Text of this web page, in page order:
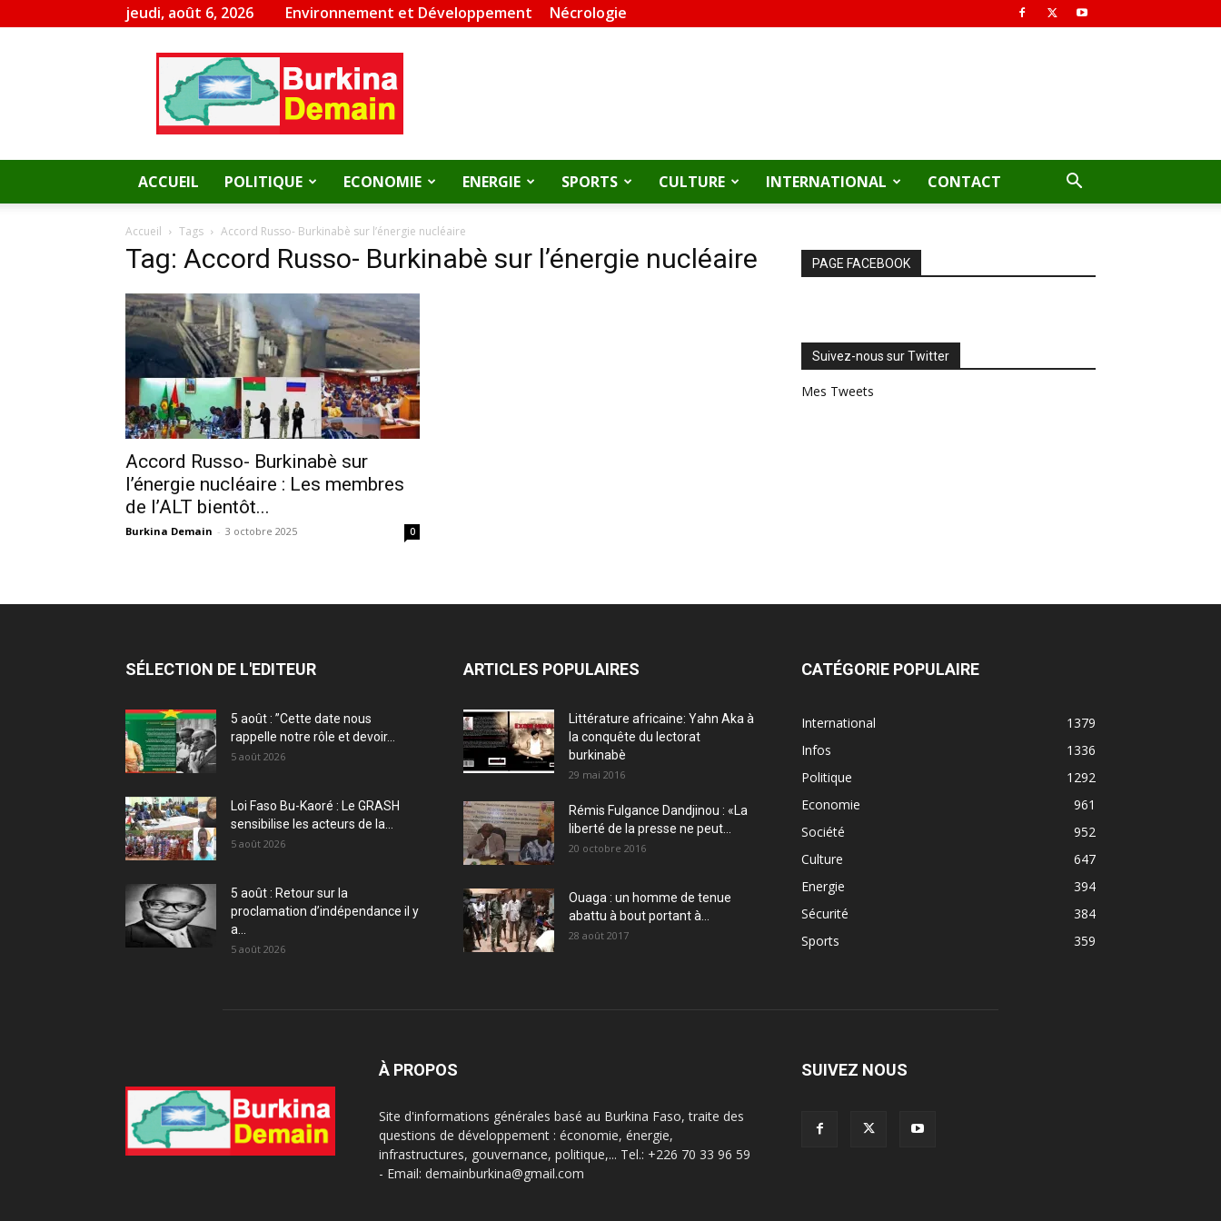
jeudi, août 6, 2026 Environnement et Développement Nécrologie
Burkina
Demain
ACCUEIL POLITIQUE ECONOMIE ENERGIE SPORTS CULTURE INTERNATIONAL CONTACT
Accueil Tags Accord Russo- Burkinabè sur l’énergie nucléaire
Tag: Accord Russo- Burkinabè sur l’énergie nucléaire
Accord Russo- Burkinabè sur
l’énergie nucléaire : Les membres
de l’ALT bientôt...
Burkina Demain - 3 octobre 2025 0
PAGE FACEBOOK
Suivez-nous sur Twitter
Mes Tweets
SÉLECTION DE L'EDITEUR
5 août : ”Cette date nous
rappelle notre rôle et devoir...
5 août 2026
Loi Faso Bu-Kaoré : Le GRASH
sensibilise les acteurs de la...
5 août 2026
5 août : Retour sur la
proclamation d’indépendance il y
a...
5 août 2026
ARTICLES POPULAIRES
Littérature africaine: Yahn Aka à
la conquête du lectorat
burkinabè
29 mai 2016
Rémis Fulgance Dandjinou : «La
liberté de la presse ne peut...
20 octobre 2016
Ouaga : un homme de tenue
abattu à bout portant à...
28 août 2017
CATÉGORIE POPULAIRE
International
1379
Infos
1336
Politique
1292
Economie
961
Société
952
Culture
647
Energie
394
Sécurité
384
Sports
359
À PROPOS
Site d'informations générales basé au Burkina Faso, traite des
questions de développement : économie, énergie,
infrastructures, gouvernance, politique,... Tel.: +226 70 33 96 59
- Email: demainburkina@gmail.com
SUIVEZ NOUS